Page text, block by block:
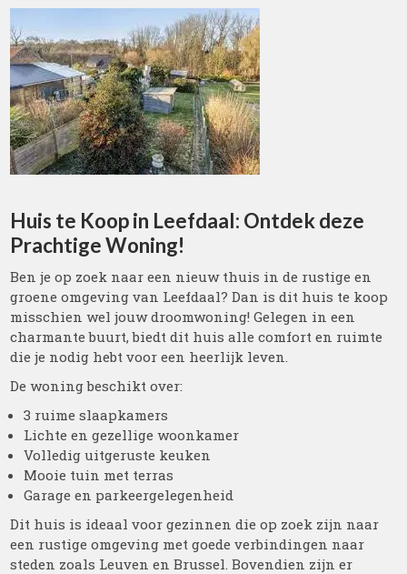
Huis te Koop in Leefdaal: Ontdek deze
Prachtige Woning!
Ben je op zoek naar een nieuw thuis in de rustige en
groene omgeving van Leefdaal? Dan is dit huis te koop
misschien wel jouw droomwoning! Gelegen in een
charmante buurt, biedt dit huis alle comfort en ruimte
die je nodig hebt voor een heerlijk leven.
De woning beschikt over:
3 ruime slaapkamers
Lichte en gezellige woonkamer
Volledig uitgeruste keuken
Mooie tuin met terras
Garage en parkeergelegenheid
Dit huis is ideaal voor gezinnen die op zoek zijn naar
een rustige omgeving met goede verbindingen naar
steden zoals Leuven en Brussel. Bovendien zijn er